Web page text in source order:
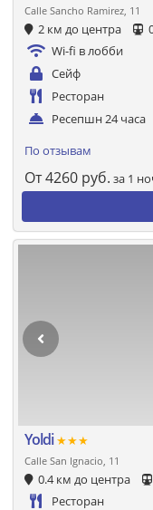
Calle Sancho Ramirez, 11
2 км до центра
Wi-fi в лобби
Сейф
Ресторан
Ресепшн 24 часа
По отзывам
От4260 руб. за 1
Yoldi★★★
Calle San Ignacio, 11
0.4 км до центра
Ресторан